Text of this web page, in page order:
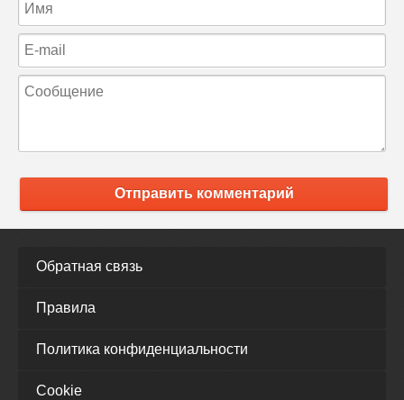
Отправить комментарий
Обратная связь
Правила
Политика конфиденциальности
Cookie